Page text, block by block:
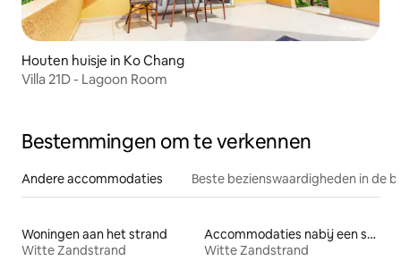
Houten huisje in Ko Chang
Villa 21D - Lagoon Room
Bestemmingen om te verkennen
Andere accommodaties Beste bezienswaardigheden in de
Woningen aan het strand
Witte Zandstrand
Accommodaties nabij een strand
Witte Zandstrand